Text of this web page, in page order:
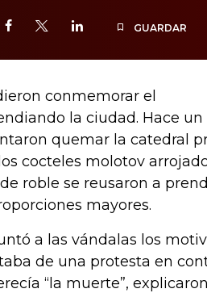
GUARDAR
conmemorar el
la ciudad. Hace un
quemar la catedral
cocteles molotov
roble se reusaron a
mayores.
a las vándalas los
de una protesta en
“la muerte”,